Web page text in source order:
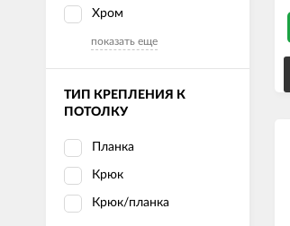
Хром
показать еще
ТИП КРЕПЛЕНИЯ К
ПОТОЛКУ
Планка
Крюк
Крюк/планка